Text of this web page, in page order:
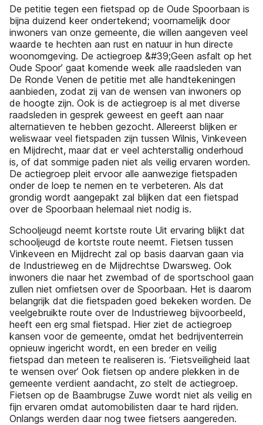
De petitie tegen een fietspad op de Oude Spoorbaan is
bijna duizend keer ondertekend; voornamelijk door
inwoners van onze gemeente, die willen aangeven veel
waarde te hechten aan rust en natuur in hun directe
woonomgeving. De actiegroep &#39;Geen asfalt op het
Oude Spoor’ gaat komende week alle raadsleden van
De Ronde Venen de petitie met alle handtekeningen
aanbieden, zodat zij van de wensen van inwoners op
de hoogte zijn. Ook is de actiegroep is al met diverse
raadsleden in gesprek geweest en geeft aan naar
alternatieven te hebben gezocht. Allereerst blijken er
weliswaar veel fietspaden zijn tussen Wilnis, Vinkeveen
en Mijdrecht, maar dat er veel achterstallig onderhoud
is, of dat sommige paden niet als veilig ervaren worden.
De actiegroep pleit ervoor alle aanwezige fietspaden
onder de loep te nemen en te verbeteren. Als dat
grondig wordt aangepakt zal blijken dat een fietspad
over de Spoorbaan helemaal niet nodig is.
Schooljeugd neemt kortste route Uit ervaring blijkt dat
schooljeugd de kortste route neemt. Fietsen tussen
Vinkeveen en Mijdrecht zal op basis daarvan gaan via
de Industrieweg en de Mijdrechtse Dwarsweg. Ook
inwoners die naar het zwembad of de sportschool gaan
zullen niet omfietsen over de Spoorbaan. Het is daarom
belangrijk dat die fietspaden goed bekeken worden. De
veelgebruikte route over de Industrieweg bijvoorbeeld,
heeft een erg smal fietspad. Hier ziet de actiegroep
kansen voor de gemeente, omdat het bedrijventerrein
opnieuw ingericht wordt, en een breder en veilig
fietspad dan meteen te realiseren is. ‘Fietsveiligheid laat
te wensen over’ Ook fietsen op andere plekken in de
gemeente verdient aandacht, zo stelt de actiegroep.
Fietsen op de Baambrugse Zuwe wordt niet als veilig en
fijn ervaren omdat automobilisten daar te hard rijden.
Onlangs werden daar nog twee fietsers aangereden.